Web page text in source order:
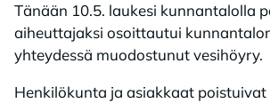
Tänään 10.5. laukesi kunnantalolla
aiheuttajaksi osoittautui
yhteydessä muodostunut vesihöyry.
Henkilökunta ja asiakkaat poistuivat